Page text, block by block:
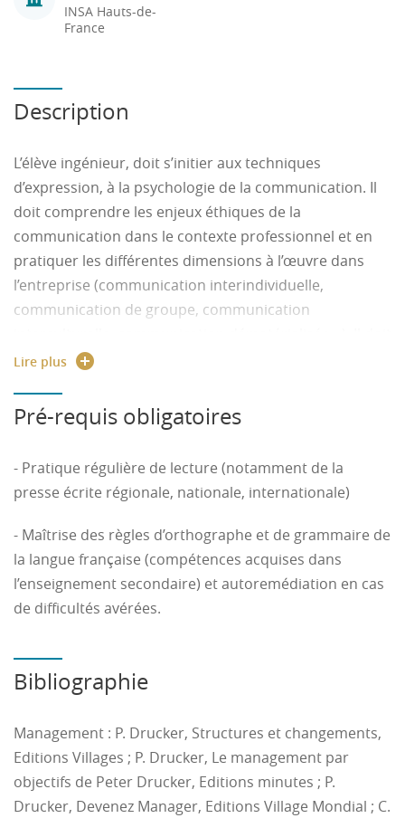
INSA Hauts-de-
France
Description
L’élève ingénieur, doit s’initier aux techniques
d’expression, à la psychologie de la communication. Il
doit comprendre les enjeux éthiques de la
communication dans le contexte professionnel et en
pratiquer les différentes dimensions à l’œuvre dans
l’entreprise (communication interindividuelle,
communication de groupe, communication
enfin aborder et pratiquer les différents outils du
Contenu :Les cours seront composés d’une part,
psychologiques, outils de communication) et, d’autre
part, de mises en application de ces outils par des
pratiquer pour enrichir ses compétences techniques et
comportementales.
3h sont orientées « Choix professionnel ». Leur
- Connaître son Projet de Fin d’Etudes,
- Faire le lien avec son projet professionnel,
- Analyser le contexte du PFE et ses enjeux pour
l’entreprise,
Lire plus
Pré-requis obligatoires
- Pratique régulière de lecture (notamment de la
presse écrite régionale, nationale, internationale)
- Maîtrise des règles d’orthographe et de grammaire de
la langue française (compétences acquises dans
l’enseignement secondaire) et autoremédiation en cas
de difficultés avérées.
Bibliographie
Management : P. Drucker, Structures et changements,
Editions Villages ; P. Drucker, Le management par
objectifs de Peter Drucker, Editions minutes ; P.
Drucker, Devenez Manager, Editions Village Mondial ; C.